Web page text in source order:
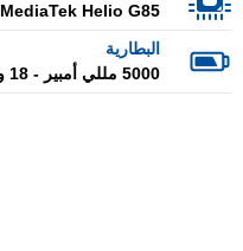
MediaTek Helio G85
البطارية
5000 مللي أمبير - 18 واط